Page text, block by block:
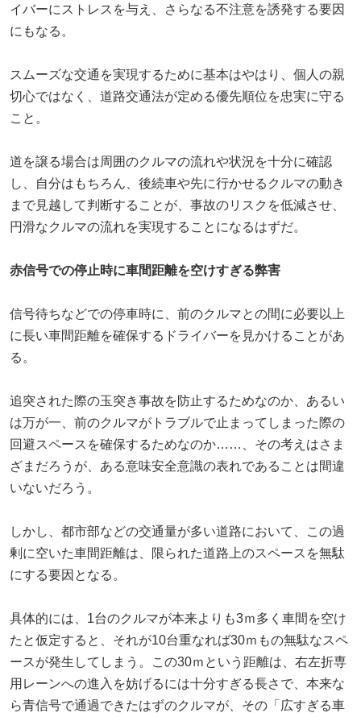
イバーにストレスを与え、さらなる不注意を誘発する要因
にもなる。
スムーズな交通を実現するために基本はやはり、個人の親
切心ではなく、道路交通法が定める優先順位を忠実に守る
こと。
道を譲る場合は周囲のクルマの流れや状況を十分に確認
し、自分はもちろん、後続車や先に行かせるクルマの動き
まで見越して判断することが、事故のリスクを低減させ、
円滑なクルマの流れを実現することになるはずだ。
赤信号での停止時に車間距離を空けすぎる弊害
信号待ちなどでの停車時に、前のクルマとの間に必要以上
に長い車間距離を確保するドライバーを見かけることがあ
る。
追突された際の玉突き事故を防止するためなのか、あるい
は万が一、前のクルマがトラブルで止まってしまった際の
回避スペースを確保するためなのか……、その考えはさま
ざまだろうが、ある意味安全意識の表れであることは間違
いないだろう。
しかし、都市部などの交通量が多い道路において、この過
剰に空いた車間距離は、限られた道路上のスペースを無駄
にする要因となる。
具体的には、1台のクルマが本来よりも3ｍ多く車間を空け
たと仮定すると、それが10台重なれば30ｍもの無駄なスペ
ースが発生してしまう。この30ｍという距離は、右左折専
用レーンへの進入を妨げるには十分すぎる長さで、本来な
ら青信号で通過できたはずのクルマが、その「広すぎる車